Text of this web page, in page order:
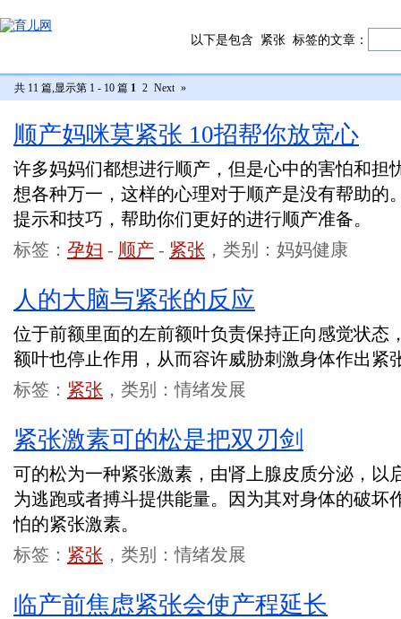
以下是包含 紧张 标签的文章：
共 11 篇,显示第 1 - 10 篇 1 2 Next »
顺产妈咪莫紧张 10招帮你放宽心
许多妈妈们都想进行顺产，但是心中的害怕和担
想各种万一，这样的心理对于顺产是没有帮助的
提示和技巧，帮助你们更好的进行顺产准备。
标签： 孕妇 - 顺产 - 紧张 ，类别：妈妈健康
人的大脑与紧张的反应
位于前额里面的左前额叶负责保持正向感觉状态
额叶也停止作用，从而容许威胁刺激身体作出紧
标签： 紧张 ，类别：情绪发展
紧张激素可的松是把双刃剑
可的松为一种紧张激素，由肾上腺皮质分泌，以
为逃跑或者搏斗提供能量。因为其对身体的破坏
怕的紧张激素。
标签： 紧张 ，类别：情绪发展
临产前焦虑紧张会使产程延长